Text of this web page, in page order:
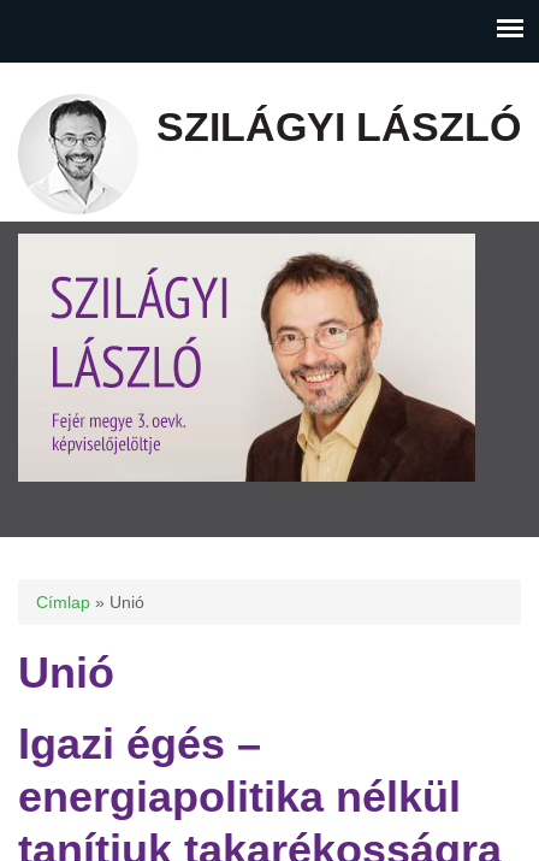
SZILÁGYI LÁSZLÓ
Jelenlegi hely
Címlap » Unió
Unió
Igazi égés –
energiapolitika nélkül
tanítjuk takarékosságra